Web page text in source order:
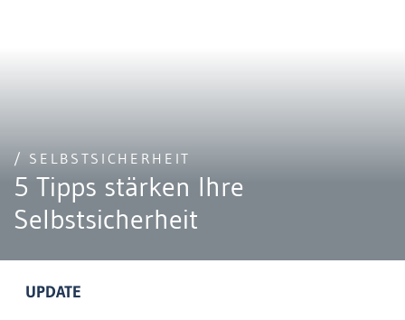
/ SELBSTSICHERHEIT
5 Tipps stärken Ihre
Selbstsicherheit
UPDATE